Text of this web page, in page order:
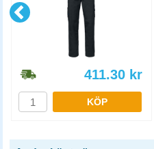
411.30 kr
KÖP